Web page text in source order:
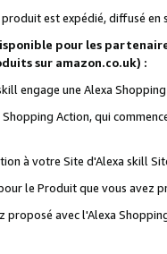
est expédié, diffusé
pour les
sur amazon.co.uk) :
engage une Alexa
Action, qui
à votre Site d'Alexa skill
le Produit que vous avez
proposé avec l'Alexa